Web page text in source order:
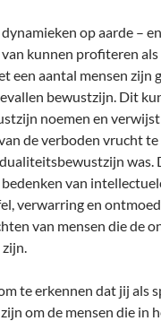
op aarde –
kunnen profiteren als
een aantal mensen zijn
bewustzijn. Dit
noemen en verwijst
de verboden vrucht
was.
van
verwarring en
van mensen die de
te erkennen dat jij als
om de mensen die in